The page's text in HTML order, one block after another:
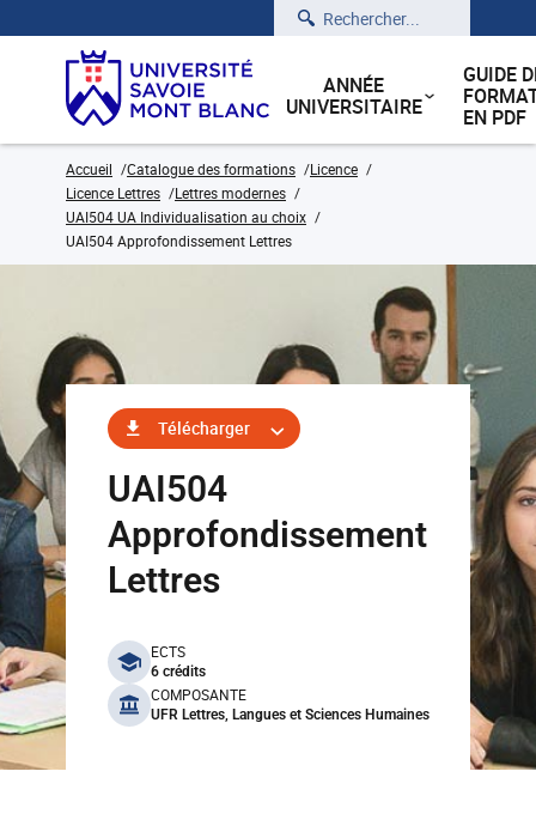
Rechercher
ANNÉE
UNIVERSITAIRE
GUIDE
EN PDF
Accueil Catalogue des formations
Licence
Licence Lettres
Lettres modernes
UAI504 UA Individualisation au choix
UAI504 Approfondissement Lettres
Télécharger
UAI504
Approfondissement
Lettres
benefits
ECTS
6 crédits
COMPOSANTE
UFR Lettres, Langues et Sciences Humaines